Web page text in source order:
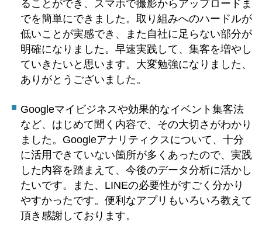
ることができ、スマホで撮影からアップロードま
でを簡単にできました。取り組みへのハードルが
低いことが実感でき、また自社に足らない部分が
明確になりました。早速実践して、集客を増やし
ていきたいと思います。 大変勉強になりました、
ありがとうございました。
Googleマイビジネスや効果的なイベント集客法
など、はじめて聞く内容で、その大切さがわかり
ました。Googleアナリティクスについて、十分
に活用できていない箇所が多くあったので、実践
した内容を踏まえて、今後のデータ分析に活かし
たいです。
また、LINEの必要性がすごく分かり
やすかったです。便利なアプリもいろいろ教えて
頂き感謝しております。